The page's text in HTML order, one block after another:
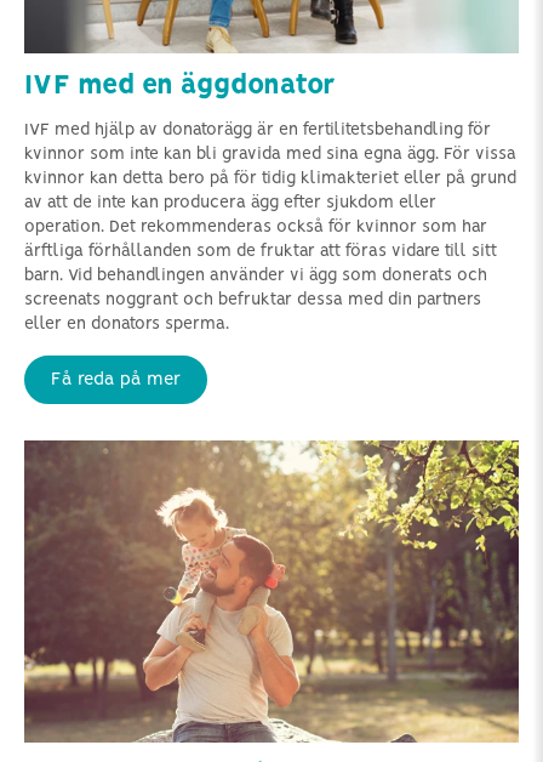
IVF med en äggdonator
IVF med hjälp av donatorägg är en fertilitetsbehandling för
kvinnor som inte kan bli gravida med sina egna ägg. För vissa
kvinnor kan detta bero på för tidig klimakteriet eller på grund
av att de inte kan producera ägg efter sjukdom eller
operation. Det rekommenderas också för kvinnor som har
ärftliga förhållanden som de fruktar att föras vidare till sitt
barn. Vid behandlingen använder vi ägg som donerats och
screenats noggrant och befruktar dessa med din partners
eller en donators sperma.
Få reda på mer